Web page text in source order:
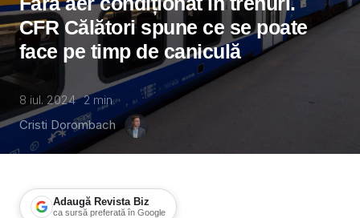
CFR Călători spune ce se poate
face pe timp de caniculă
8 iul. 2024 2 min
Cristi Dorombach
Adaugă Revista Biz
ca sursă preferată în Google